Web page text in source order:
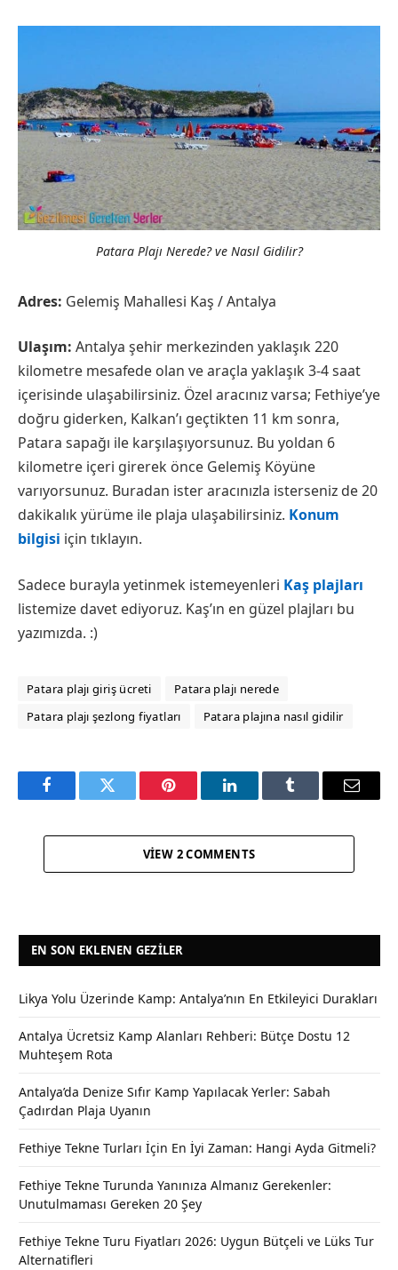
Patara Plajı Nerede? ve Nasıl Gidilir?
Adres: Gelemiş Mahallesi Kaş / Antalya
Ulaşım: Antalya şehir merkezinden yaklaşık 220
kilometre mesafede olan ve araçla yaklaşık 3-4 saat
içerisinde ulaşabilirsiniz. Özel aracınız varsa; Fethiye’ye
doğru giderken, Kalkan’ı geçtikten 11 km sonra,
Patara sapağı ile karşılaşıyorsunuz. Bu yoldan 6
kilometre içeri girerek önce Gelemiş Köyüne
varıyorsunuz. Buradan ister aracınızla isterseniz de 20
dakikalık yürüme ile plaja ulaşabilirsiniz. Konum
bilgisi için tıklayın.
Sadece burayla yetinmek istemeyenleri Kaş plajları
listemize davet ediyoruz. Kaş’ın en güzel plajları bu
yazımızda. :)
Patara plajı giriş ücreti
Patara plajı nerede
Patara plajı şezlong fiyatları
Patara plajına nasıl gidilir
FacebookTwitter Pinterest LinkedInTumblr Email
VIEW 2 COMMENTS
EN SON EKLENEN GEZILER
Likya Yolu Üzerinde Kamp: Antalya’nın En Etkileyici Durakları
Antalya Ücretsiz Kamp Alanları Rehberi: Bütçe Dostu 12
Muhteşem Rota
Antalya’da Denize Sıfır Kamp Yapılacak Yerler: Sabah
Çadırdan Plaja Uyanın
Fethiye Tekne Turları İçin En İyi Zaman: Hangi Ayda Gitmeli?
Fethiye Tekne Turunda Yanınıza Almanız Gerekenler:
Unutulmaması Gereken 20 Şey
Fethiye Tekne Turu Fiyatları 2026: Uygun Bütçeli ve Lüks Tur
Alternatifleri